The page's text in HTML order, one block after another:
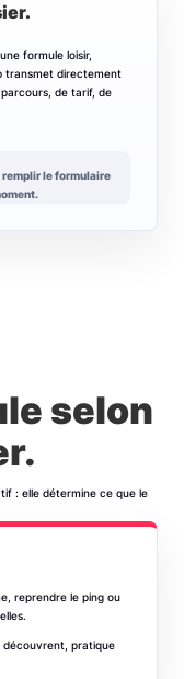
formule loisir,
transmet directement
de tarif, de
remplir le formulaire
selon
: elle détermine ce que le
reprendre le ping ou
découvrent, pratique